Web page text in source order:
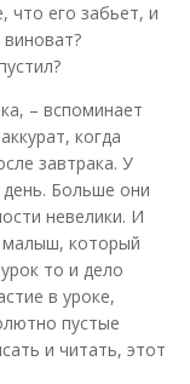
что его забьет, и
– вспоминает
когда
завтрака. У
день. Больше они
невелики. И
малыш, который
то и дело
в уроке,
пустые
и читать, этот